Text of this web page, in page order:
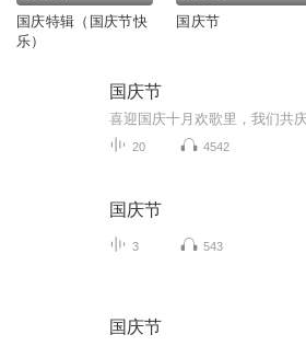
国庆特辑（国庆节快
乐）
国庆节
国庆节
20 4542
国庆节
3 543
国庆节